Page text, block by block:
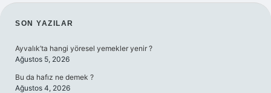
SIDEBAR
SON YAZILAR
Ayvalık’ta hangi yöresel yemekler yenir ?
Ağustos 5, 2026
Bu da hafız ne demek ?
Ağustos 4, 2026